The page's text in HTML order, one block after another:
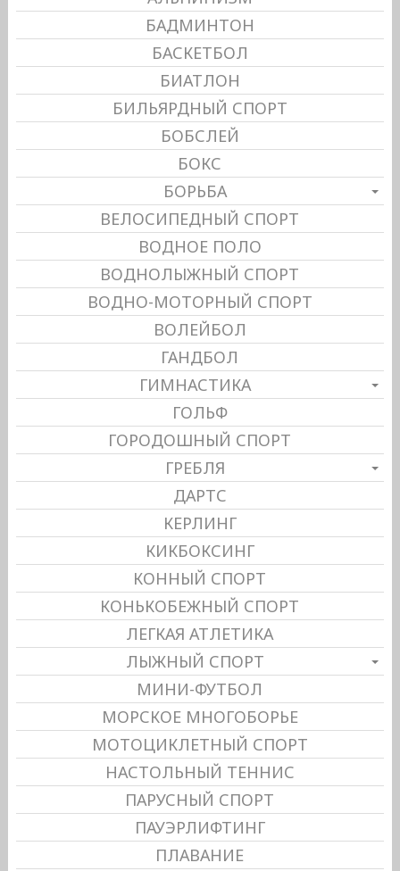
БАДМИНТОН
БАСКЕТБОЛ
БИАТЛОН
БИЛЬЯРДНЫЙ СПОРТ
БОБСЛЕЙ
БОКС
БОРЬБА
ВЕЛОСИПЕДНЫЙ СПОРТ
ВОДНОЕ ПОЛО
ВОДНОЛЫЖНЫЙ СПОРТ
ВОДНО-МОТОРНЫЙ СПОРТ
ВОЛЕЙБОЛ
ГАНДБОЛ
ГИМНАСТИКА
ГОЛЬФ
ГОРОДОШНЫЙ СПОРТ
ГРЕБЛЯ
ДАРТС
КЕРЛИНГ
КИКБОКСИНГ
КОННЫЙ СПОРТ
КОНЬКОБЕЖНЫЙ СПОРТ
ЛЕГКАЯ АТЛЕТИКА
ЛЫЖНЫЙ СПОРТ
МИНИ-ФУТБОЛ
МОРСКОЕ МНОГОБОРЬЕ
МОТОЦИКЛЕТНЫЙ СПОРТ
НАСТОЛЬНЫЙ ТЕННИС
ПАРУСНЫЙ СПОРТ
ПАУЭРЛИФТИНГ
ПЛАВАНИЕ